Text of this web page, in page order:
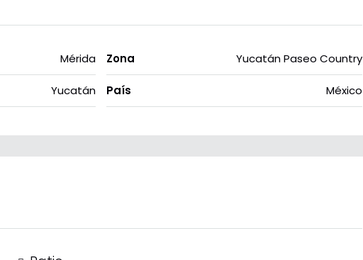
Mérida
Yucatán
Zona Yucatán Paseo Country
País México